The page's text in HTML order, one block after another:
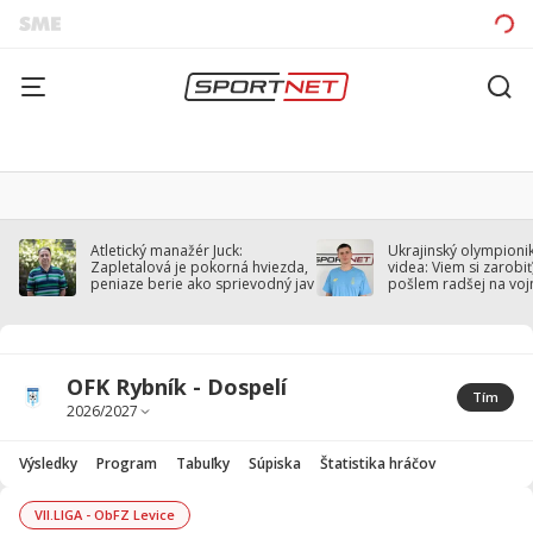
Atletický manažér Juck:
Zapletalová je pokorná hviezda,
peniaze berie ako sprievodný jav
Ukrajinský
videa: Viem si
pošlem radšej na
OFK Rybník - Dospelí Tím
Výsledky Program Tabuľky Súpiska Štatistika hráčov
VII.LIGA - ObFZ Levice